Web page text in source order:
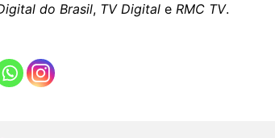
do Brasil, TV Digital e RMC TV.